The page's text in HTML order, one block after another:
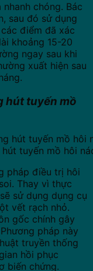
chóng. Bác
sau đó sử dụng
điểm đã xác
khoảng 15-20
ngay sau khi
xuất hiện sau
hút tuyến mồ
tuyến mồ hôi
pháp điều trị hôi
Thay vì thực
sử dụng dụng cụ
vết rạch nhỏ.
gốc chính gây
pháp này
truyền thống
hồi phục
biến chứng.